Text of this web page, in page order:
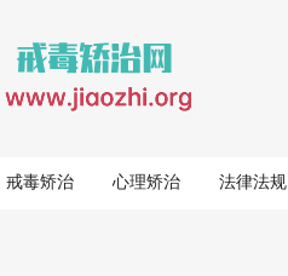
戒毒矫治 心理矫治 法律法规